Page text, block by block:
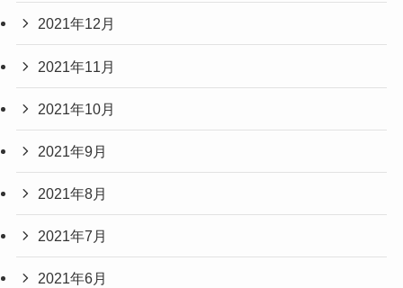
2021年12月
2021年11月
2021年10月
2021年9月
2021年8月
2021年7月
2021年6月